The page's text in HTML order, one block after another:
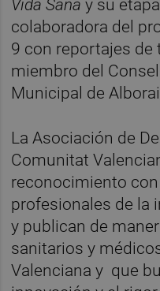
Vida Sana y su
colaboradora del
9 con reportajes de
miembro del
Municipal de
La Asociación de
Comunitat
reconocimiento
profesionales de la
y publican de
sanitarios y
Valenciana y que